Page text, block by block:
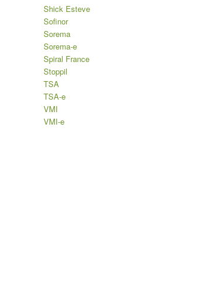
Shick Esteve
Sofinor
Sorema
Sorema-e
Spiral France
Stoppil
TSA
TSA-e
VMI
VMI-e